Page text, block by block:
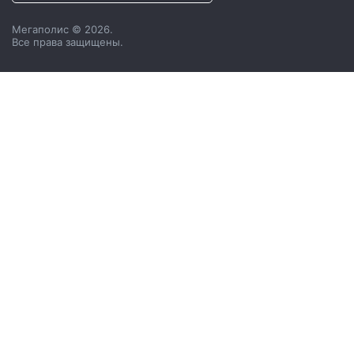
Мегаполис © 2026.
Все права защищены.